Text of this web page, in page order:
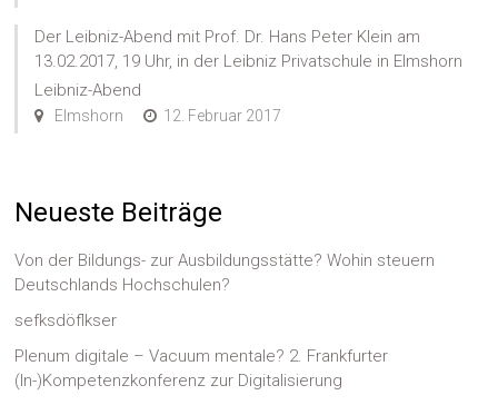
Der Leibniz-Abend mit Prof. Dr. Hans Peter Klein am
13.02.2017, 19 Uhr, in der Leibniz Privatschule in Elmshorn
Leibniz-Abend
Elmshorn 12. Februar 2017
Neueste Beiträge
Von der Bildungs- zur Ausbildungsstätte? Wohin steuern
Deutschlands Hochschulen?
sefksdöflkser
Plenum digitale – Vacuum mentale? 2. Frankfurter
(In-)Kompetenzkonferenz zur Digitalisierung